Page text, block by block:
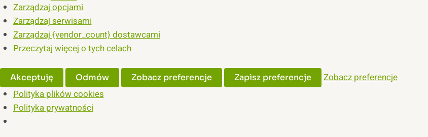
Zarządzaj opcjami
Zarządzaj serwisami
Zarządzaj {vendor_count} dostawcami
Przeczytaj więcej o tych celach
Akceptuję Odmów Zobacz preferencje Zapisz preferencje
Zobacz preferencje
Polityka plików cookies
Polityka prywatności